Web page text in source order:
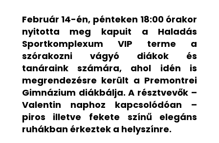
Február 14-én, pénteken 18:00 órakor
nyitotta meg kapuit a Haladás
Sportkomplexum VIP terme a
szórakozni vágyó diákok és
tanáraink számára, ahol idén is
megrendezésre került a Premontrei
Gimnázium diákbálja. A résztvevők –
Valentin naphoz kapcsolódóan –
piros illetve fekete színű elegáns
ruhákban érkeztek a helyszínre.